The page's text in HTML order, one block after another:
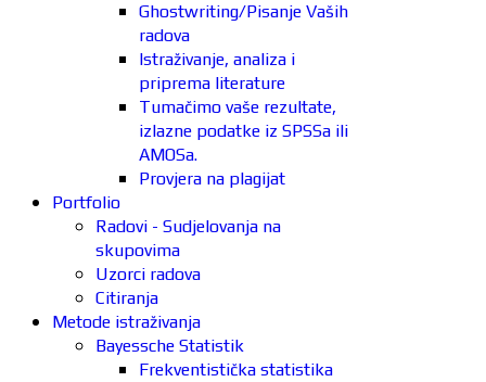
Ghostwriting/Pisanje Vaših
radova
Istraživanje, analiza i
priprema literature
Tumačimo vaše rezultate,
izlazne podatke iz SPSSa ili
AMOSa.
Provjera na plagijat
Portfolio
Radovi - Sudjelovanja na
skupovima
Uzorci radova
Citiranja
Metode istraživanja
Bayessche Statistik
Frekventistička statistika